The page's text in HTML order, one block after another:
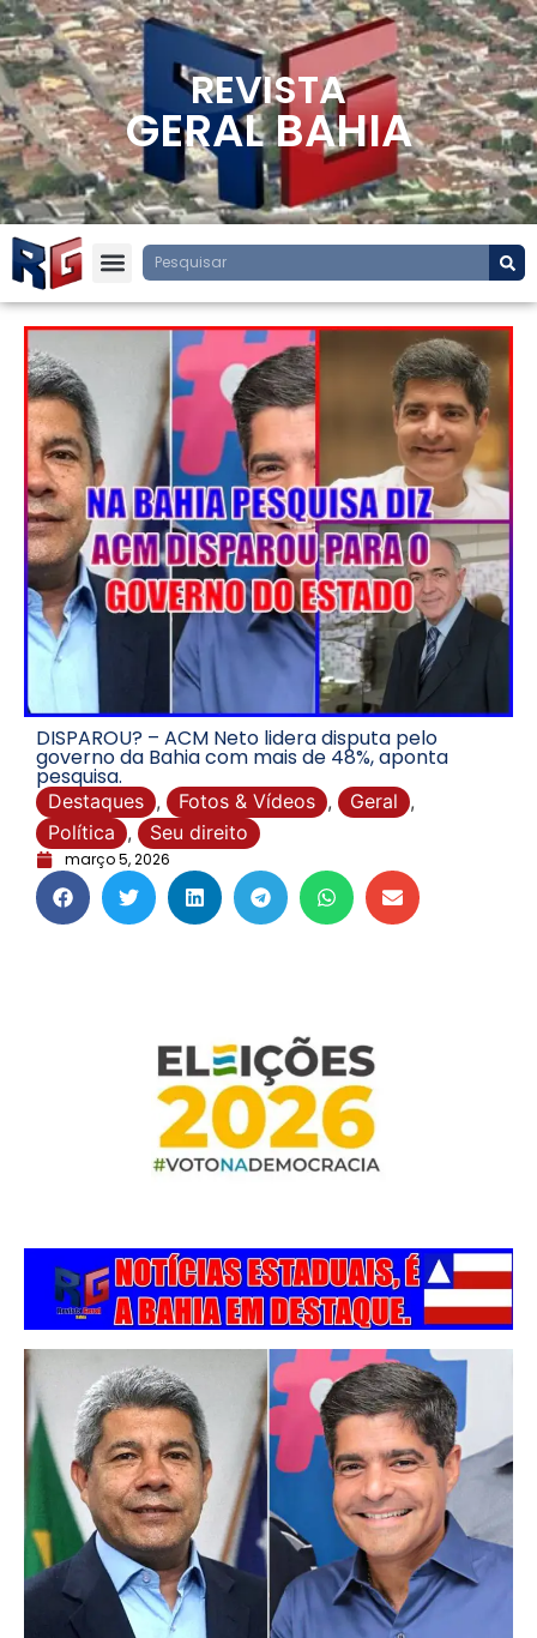
REVISTA
GERAL BAHIA
DISPAROU? – ACM Neto lidera disputa pelo
governo da Bahia com mais de 48%, aponta
pesquisa.
Destaques , Fotos & Vídeos , Geral ,
Política , Seu direito
março 5, 2026